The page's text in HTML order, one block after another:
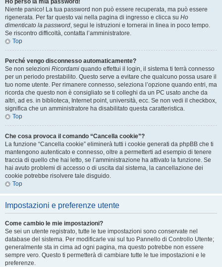
Ho perso la mia password!
Niente panico! La tua password non può essere recuperata, ma può essere
rigenerata. Per far questo vai nella pagina di ingresso e clicca su Ho
dimenticato la password, segui le istruzioni e tornerai in linea in poco tempo.
Se riscontro difficoltà, contatta l’amministratore.
Top
Perché vengo disconnesso automaticamente?
Se non selezioni Ricordami quando effettui il login, il sistema ti terrà connesso
per un periodo prestabilito. Questo serve a evitare che qualcuno possa usare il
tuo nome utente. Per rimanere connesso, seleziona l’opzione quando entri, ma
ricorda che questo non è consigliato se ti colleghi da un PC usato anche da
altri, ad es. in biblioteca, Internet point, università, ecc. Se non vedi il checkbox,
significa che un amministratore ha disabilitato questa caratteristica.
Top
Che cosa provoca il comando “Cancella cookie”?
La funzione “Cancella cookie” eliminerà tutti i cookie generati da phpBB che ti
mantengono autenticato e connesso, oltre a permetterti ad esempio di tenere
traccia di quello che hai letto, se l’amministrazione ha attivato la funzione. Se
hai avuto problemi di accesso o di uscita dal sistema, la cancellazione dei
cookie potrebbe risolvere tale disguido.
Top
Impostazioni e preferenze utente
Come cambio le mie impostazioni?
Se sei un utente registrato, tutte le tue impostazioni sono conservate nel
database del sistema. Per modificarle vai sul tuo Pannello di Controllo Utente;
generalmente sta in cima ad ogni pagina, ma questo potrebbe non essere
sempre vero. Questo ti permetterà di cambiare tutte le tue impostazioni e le
preferenze.